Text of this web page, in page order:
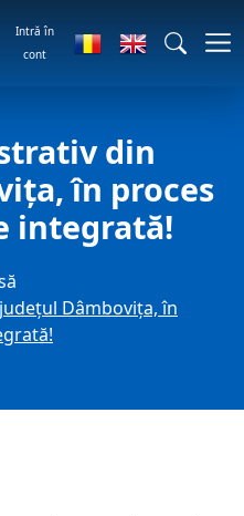
Intră în
cont
din
în proces
integrată!
Dâmbovița, în